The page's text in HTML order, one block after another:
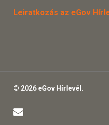
Leiratkozás az eGov
© 2026 eGov Hírlevél.
email